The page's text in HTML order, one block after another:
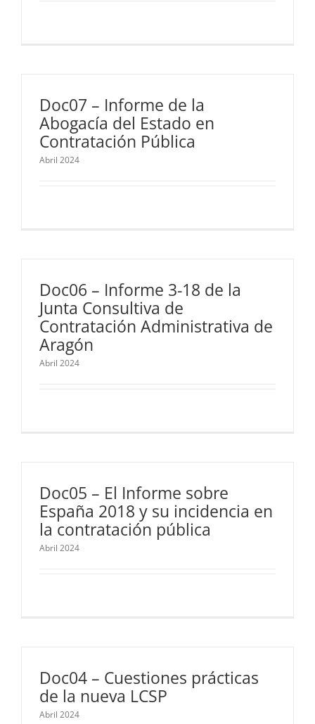
Doc07 – Informe de la
Abogacía del Estado en
Contratación Pública
Abril 2024
Doc06 – Informe 3-18 de la
Junta Consultiva de
Contratación Administrativa de
Aragón
Abril 2024
Doc05 – El Informe sobre
España 2018 y su incidencia en
la contratación pública
Abril 2024
Doc04 – Cuestiones prácticas
de la nueva LCSP
Abril 2024